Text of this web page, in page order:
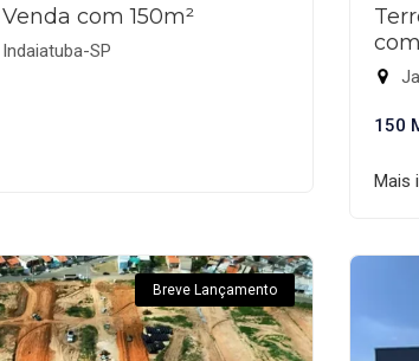
com 150m²
SP
150
Mais
Breve Lançamento